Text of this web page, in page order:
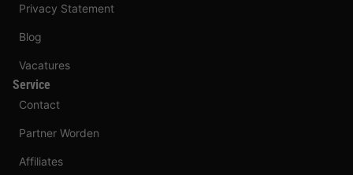
Privacy Statement
Blog
Vacatures
Service
Contact
Partner Worden
Affiliates